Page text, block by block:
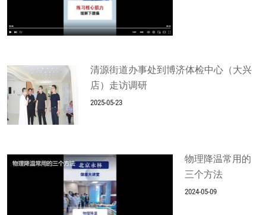
清源街道办事处到博济体检中心（大兴
店）走访调研
2025-05-23
物理降温常用的
三个方法
2024-05-09